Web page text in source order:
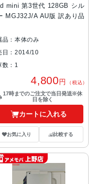
mini 第3世代 128GB シル
MGJ32J/A AU版 訳あり品
品：本体のみ
日：2014/10
数：1
4,800円 （税込）
17時までのご注文で当日発送※休
日を除く
カートに入れる
お気に入り 比較する